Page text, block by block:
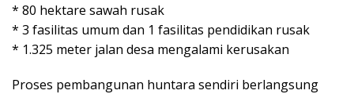
* 80 hektare sawah rusak
* 3 fasilitas umum dan 1 fasilitas pendidikan rusak
* 1.325 meter jalan desa mengalami kerusakan
Proses pembangunan huntara sendiri berlangsung